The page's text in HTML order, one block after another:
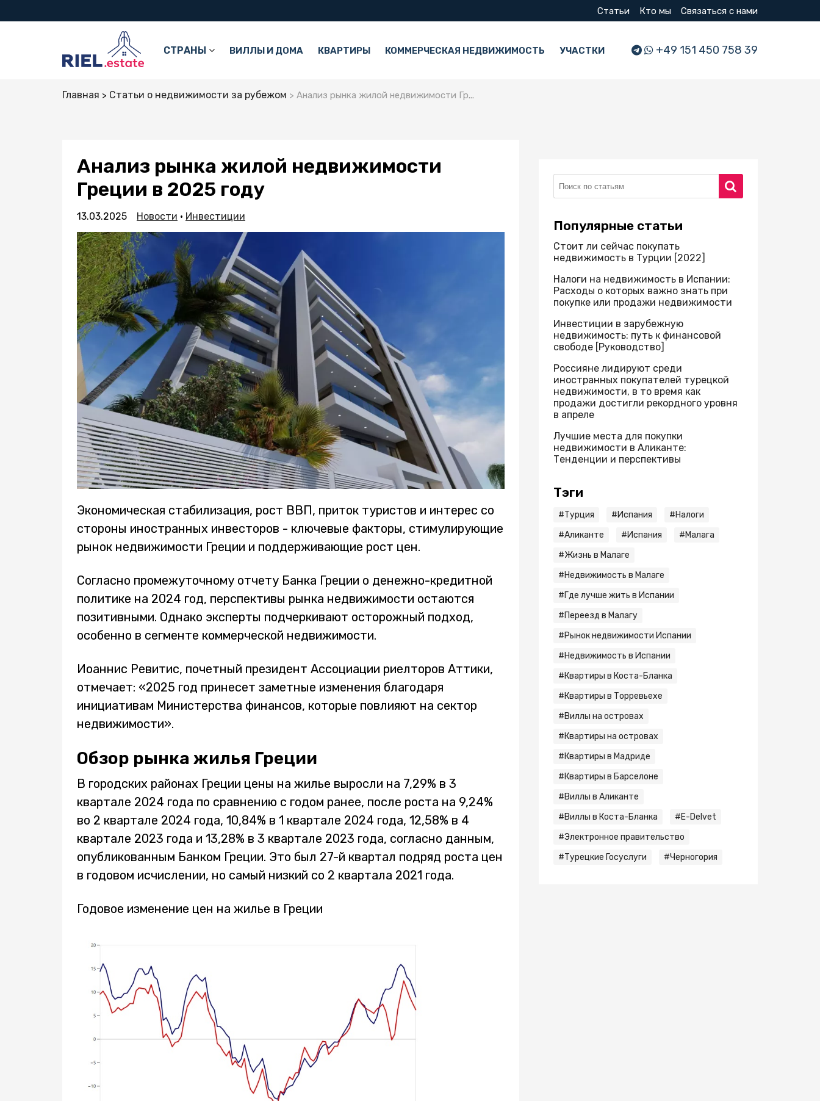
Статьи Кто мы Связаться с нами
СТРАНЫ ВИЛЛЫ И ДОМА КВАРТИРЫ КОММЕРЧЕСКАЯ НЕДВИЖИМОСТЬ УЧАСТКИ +49 151 450 758 39
Главная Статьи о недвижимости за рубежом Анализ рынка жилой недвижимости Греции в 2025 году
Анализ рынка жилой недвижимости
Греции в 2025 году
13.03.2025 Новости • Инвестиции
Экономическая стабилизация, рост ВВП, приток туристов и интерес со
стороны иностранных инвесторов - ключевые факторы, стимулирующие
рынок недвижимости Греции и поддерживающие рост цен.
Согласно промежуточному отчету Банка Греции о денежно-кредитной
политике на 2024 год, перспективы рынка недвижимости остаются
позитивными. Однако эксперты подчеркивают осторожный подход,
особенно в сегменте коммерческой недвижимости.
Иоаннис Ревитис, почетный президент Ассоциации риелторов Аттики,
отмечает: «2025 год принесет заметные изменения благодаря
инициативам Министерства финансов, которые повлияют на сектор
недвижимости».
Обзор рынка жилья Греции
В городских районах Греции цены на жилье выросли на 7,29% в 3
квартале 2024 года по сравнению с годом ранее, после роста на 9,24%
во 2 квартале 2024 года, 10,84% в 1 квартале 2024 года, 12,58% в 4
квартале 2023 года и 13,28% в 3 квартале 2023 года, согласно данным,
опубликованным Банком Греции. Это был 27-й квартал подряд роста цен
в годовом исчислении, но самый низкий со 2 квартала 2021 года.
Годовое изменение цен на жилье в Греции
Популярные статьи
Стоит ли сейчас покупать
недвижимость в Турции [2022]
Налоги на недвижимость в Испании:
Расходы о которых важно знать при
покупке или продажи недвижимости
Инвестиции в зарубежную
недвижимость: путь к финансовой
свободе [Руководство]
Россияне лидируют среди
иностранных покупателей турецкой
недвижимости, в то время как
продажи достигли рекордного уровня
в апреле
Лучшие места для покупки
недвижимости в Аликанте:
Тенденции и перспективы
Тэги
#Турция #Испaния
#Налоги
#Аликанте
#Испания
#Малага
#Жизнь в Малаге
#Недвижимость в Малаге
#Где лучше жить в Испании
#Переезд в Малагу
#Рынок недвижимости Испании
#Недвижимость в Испании
#Квартиры в Коста-Бланка
#Квартиры в Торревьехе
#Виллы на островах
#Квартиры на островах
#Квартиры в Мадриде
#Квартиры в Барселоне
#Виллы в Аликанте
#Виллы в Коста-Бланка
#E-Delvet
#Электронное правительство
#Турецкие Госуслуги
#Черногория